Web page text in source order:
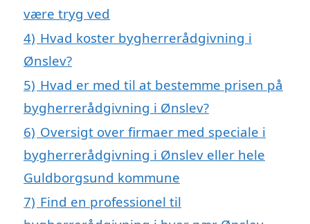
være tryg ved
4) Hvad koster bygherrerådgivning i
Ønslev?
5) Hvad er med til at bestemme prisen på
bygherrerådgivning i Ønslev?
6) Oversigt over firmaer med speciale i
bygherrerådgivning i Ønslev eller hele
Guldborgsund kommune
7) Find en professionel til